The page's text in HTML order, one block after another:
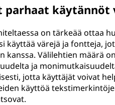
parhaat käytännöt
on tärkeää ottaa
käyttää värejä ja fontteja,
kanssa. Välilehtien määrä
ja
jotta käyttäjät voivat
käyttöä